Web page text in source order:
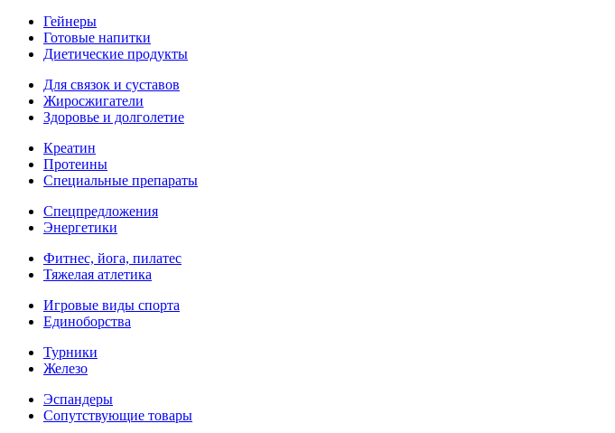
Гейнеры
Готовые напитки
Диетические продукты
Для связок и суставов
Жиросжигатели
Здоровье и долголетие
Креатин
Протеины
Специальные препараты
Спецпредложения
Энергетики
Фитнес, йога, пилатес
Тяжелая атлетика
Игровые виды спорта
Единоборства
Турники
Железо
Эспандеры
Сопутствующие товары